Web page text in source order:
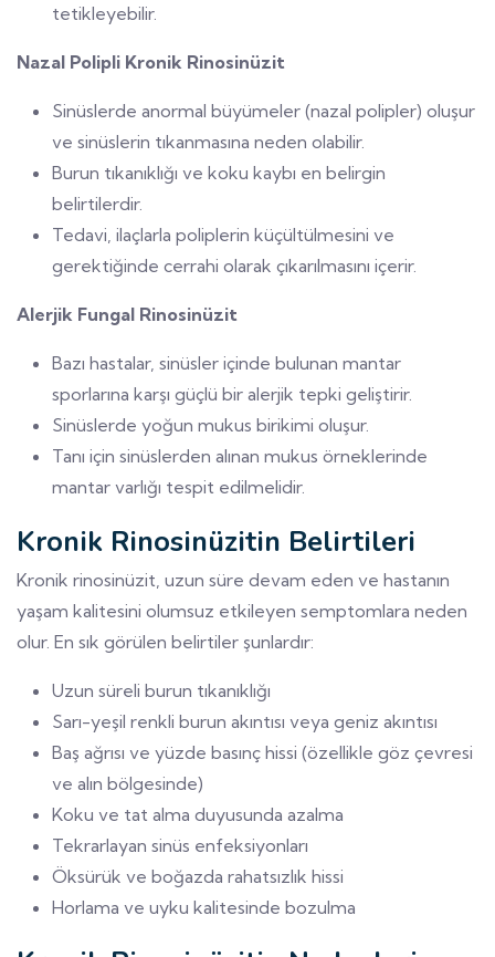
tetikleyebilir.
Nazal Polipli Kronik Rinosinüzit
Sinüslerde anormal büyümeler (nazal polipler) oluşur
ve sinüslerin tıkanmasına neden olabilir.
Burun tıkanıklığı ve koku kaybı en belirgin
belirtilerdir.
Tedavi, ilaçlarla poliplerin küçültülmesini ve
gerektiğinde cerrahi olarak çıkarılmasını içerir.
Alerjik Fungal Rinosinüzit
Bazı hastalar, sinüsler içinde bulunan mantar
sporlarına karşı güçlü bir alerjik tepki geliştirir.
Sinüslerde yoğun mukus birikimi oluşur.
Tanı için sinüslerden alınan mukus örneklerinde
mantar varlığı tespit edilmelidir.
Kronik Rinosinüzitin Belirtileri
Kronik rinosinüzit, uzun süre devam eden ve hastanın
yaşam kalitesini olumsuz etkileyen semptomlara neden
olur. En sık görülen belirtiler şunlardır:
Uzun süreli burun tıkanıklığı
Sarı-yeşil renkli burun akıntısı veya geniz akıntısı
Baş ağrısı ve yüzde basınç hissi (özellikle göz çevresi
ve alın bölgesinde)
Koku ve tat alma duyusunda azalma
Tekrarlayan sinüs enfeksiyonları
Öksürük ve boğazda rahatsızlık hissi
Horlama ve uyku kalitesinde bozulma